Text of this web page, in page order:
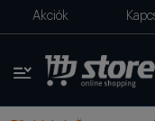
Akciók